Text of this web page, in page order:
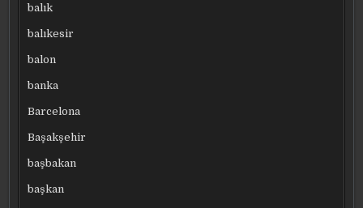
balık
balıkesir
balon
banka
Barcelona
Başakşehir
başbakan
başkan